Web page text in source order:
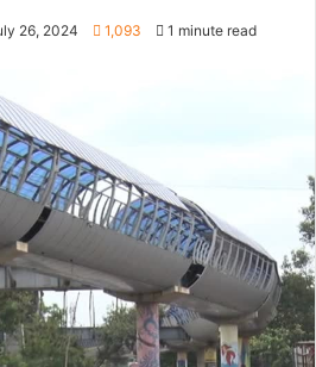
26, 2024 1,093 1 minute read